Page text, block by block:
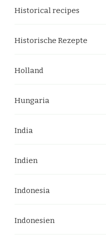
Historical recipes
Historische Rezepte
Holland
Hungaria
India
Indien
Indonesia
Indonesien